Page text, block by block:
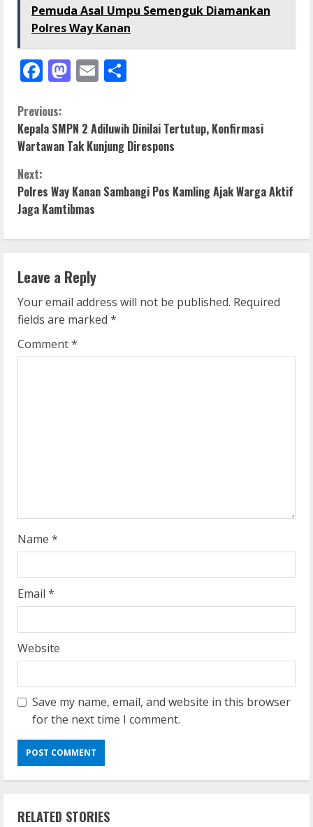
Pemuda Asal Umpu Semenguk Diamankan
Polres Way Kanan
Facebook
Mastodon
Email
C
o
n
t
i
n
u
e
R
g
Previous:
Kepala SMPN 2 Adiluwih Dinilai Tertutup, Konfirmasi
Wartawan Tak Kunjung Direspons
Next:
Polres Way Kanan Sambangi Pos Kamling Ajak Warga Aktif
Jaga Kamtibmas
Leave a Reply
Your email address will not be published. Required
fields are marked *
Comment*
Name *
Email *
Website
Save my name, email, and website in this browser
for the next time I comment.
RELATED STORIES